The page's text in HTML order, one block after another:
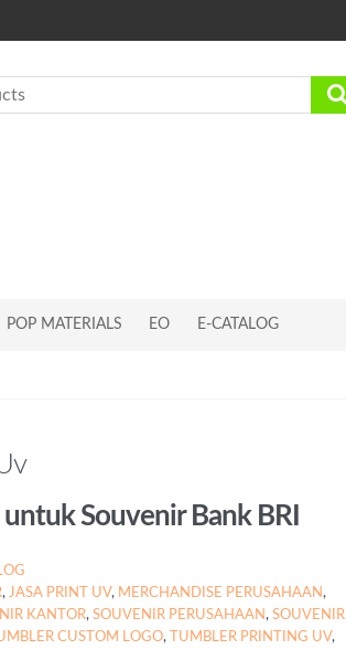
POP MATERIALS EO E-CATALOG
Souvenir Bank BRI
, JASA PRINT UV, MERCHANDISE PERUSAHAAN,
KANTOR,SOUVENIR PERUSAHAAN,SOUVENIR
CUSTOM LOGO, TUMBLER PRINTING UV,